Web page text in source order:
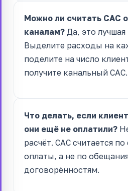
Можно ли считать CAC
каналам? Да, это
Выделите расходы на
поделите на число
получите канальный CAC.
Что делать, если
они ещё не оплатили?
расчёт. CAC считается
оплаты, а не по
договорённостям.